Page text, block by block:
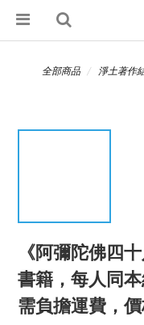
全部商品 淨土著作
《阿彌陀佛四
書籍，每人同
需負擔運費，